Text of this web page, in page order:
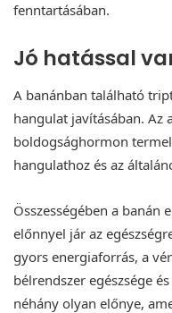
fenntartásában.
Jó hatással
A banánban található
hangulat javításában. Az
boldogsághormon
hangulathoz és az
Összességében a banán
előnnyel jár az
gyors energiaforrás, a
bélrendszer egészsége
néhány olyan előnye,